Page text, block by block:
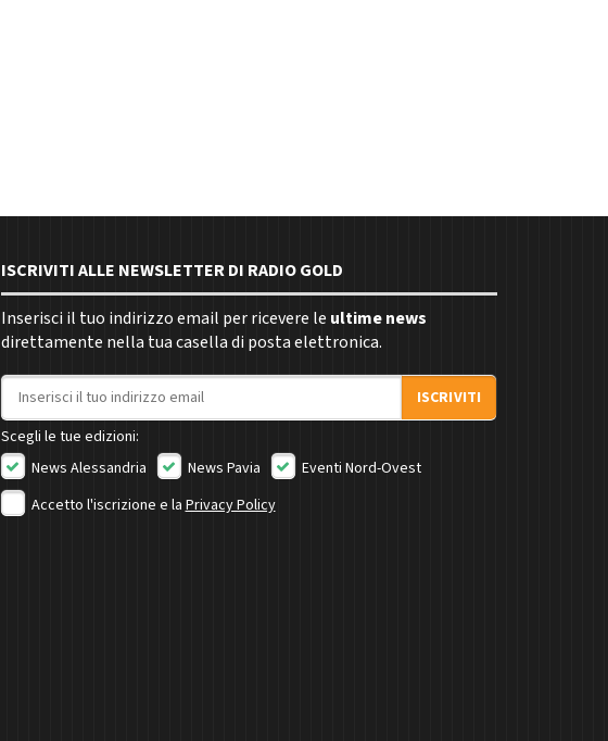
ISCRIVITI ALLE NEWSLETTER DI RADIO GOLD
Inserisci il tuo indirizzo email per ricevere le ultime news
direttamente nella tua casella di posta elettronica.
Indirizzo email
ISCRIVITI
Scegli le tue edizioni:
News Alessandria
News Pavia
Eventi Nord-Ovest
Accetto l'iscrizione e la Privacy Policy